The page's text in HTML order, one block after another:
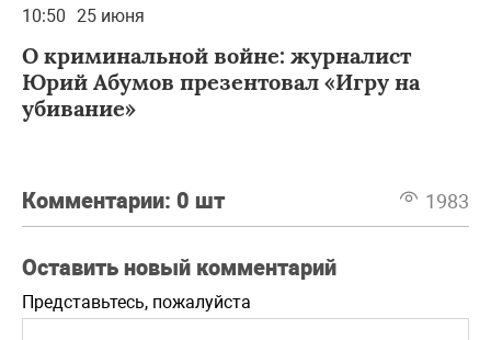
10:50 25 июня
О криминальной войне: журналист
Юрий Абумов презентовал «Игру на
убивание»
Комментарии: 0 шт 1983
Оставить новый комментарий
Представьтесь, пожалуйста